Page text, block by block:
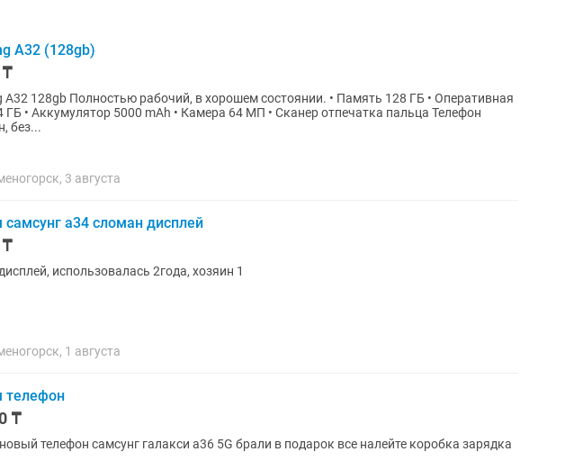
A32 (128gb)
₸
состоянии. • Память 128 ГБ • Оперативная
• Аккумулятор 5000 mAh • Камера 64 МП • Сканер отпечатка пальца Телефон
без...
3 августа
а34 сломан дисплей
₸
использовалась 2года, хозяин 1
1 августа
телефон
₸
телефон самсунг галакси а36 5G брали в подарок все налейте коробка зарядка